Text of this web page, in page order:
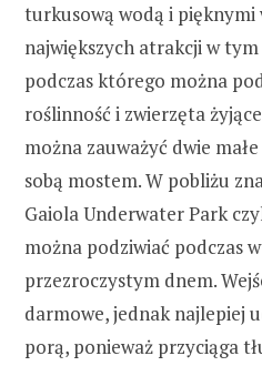
turkusową wodą i pięknymi
największych atrakcji w
podczas którego można
roślinność i zwierzęta
można zauważyć dwie
sobą mostem. W pobliżu
Gaiola Underwater Park
można podziwiać podczas
przezroczystym dnem.
darmowe, jednak najlepiej
porą, ponieważ przyciąga